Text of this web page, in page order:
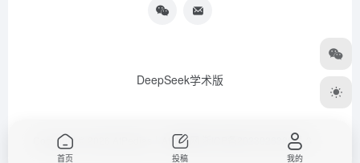
DeepSeek学术版
Copyright © 2026 AIPedias｜AI导航网 浙ICP备2023026385号-3
首页 投稿 我的